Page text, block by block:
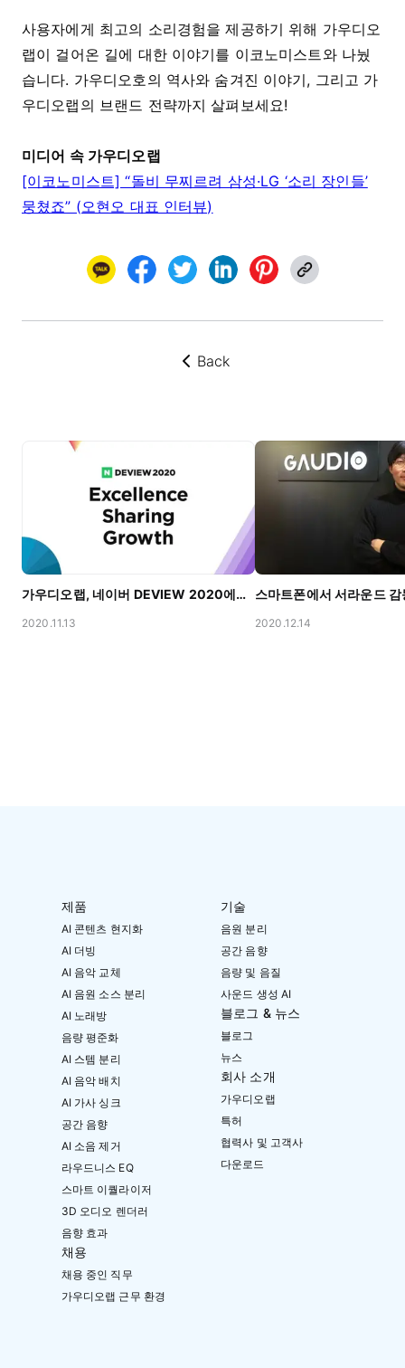
사용자에게 최고의 소리경험을 제공하기 위해 가우디오
랩이 걸어온 길에 대한 이야기를 이코노미스트와 나눴
습니다. 가우디오호의 역사와 숨겨진 이야기, 그리고 가
우디오랩의 브랜드 전략까지 살펴보세요!
미디어 속 가우디오랩
[이코노미스트] “돌비 무찌르려 삼성·LG ‘소리 장인들’
뭉쳤죠” (오현오 대표 인터뷰)
뒤로가기
Back
가우디오랩, 네이버 DEVIEW 2020에서 Being There를 전파하다 🙌
2020.11.13 2020.12.14
제품
AI 콘텐츠 현지화
AI 더빙
AI 음악 교체
AI 음원 소스 분리
AI 노래방
음량 평준화
AI 스템 분리
AI 음악 배치
AI 가사 싱크
공간 음향
AI 소음 제거
라우드니스 EQ
스마트 이퀄라이저
3D 오디오 렌더러
음향 효과
채용
채용 중인 직무
가우디오랩 근무 환경
기술
음원 분리
공간 음향
음량 및 음질
사운드 생성 AI
블로그 & 뉴스
블로그
뉴스
회사 소개
가우디오랩
특허
협력사 및 고객사
다운로드